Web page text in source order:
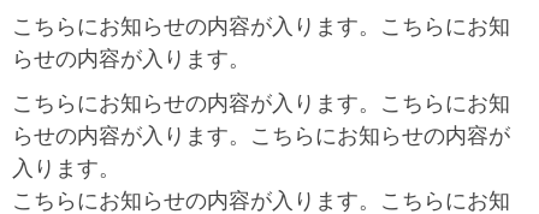
こちらにお知らせの内容が入ります。こちらにお知
らせの内容が入ります。
こちらにお知らせの内容が入ります。こちらにお知
らせの内容が入ります。こちらにお知らせの内容が
入ります。
こちらにお知らせの内容が入ります。こちらにお知